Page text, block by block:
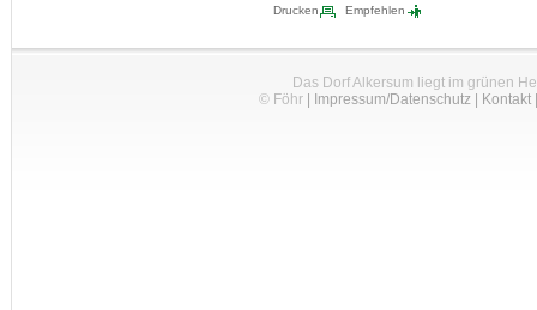
Drucken Empfehlen
Das Dorf Alkersum liegt im grünen
© Föhr| Impressum/Datenschutz| Kontakt